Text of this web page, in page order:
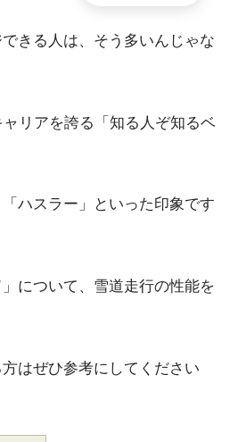
きる人は、そう多いんじゃな
リアを誇る「知る人ぞ知るベ
ハスラー」といった印象です
について、雪道走行の性能を
はぜひ参考にしてください